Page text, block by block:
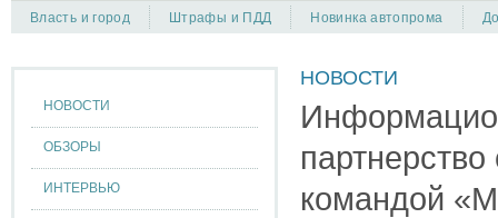
КРЫМ РЕСПУБЛИКА(412)
АВТОМОБИЛИ С ПРОБЕГОМ
ТАКСИ(278)
+ ДОБАВИТЬ КОМПАНИЮ
Власть и город Штрафы и ПДД Новинка автопрома
НОВОСТИ
ОБЗОРЫ
ИНТЕРВЬЮ
НОВОСТИ
командой